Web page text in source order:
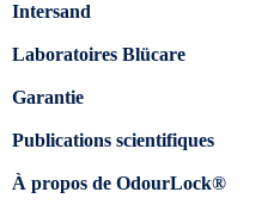
Intersand
Laboratoires Blücare
Garantie
Publications scientifiques
À propos de OdourLock®